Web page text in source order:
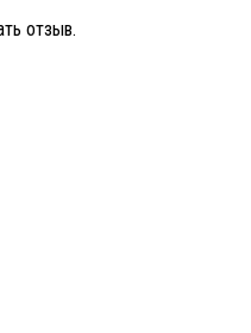
отзыв.